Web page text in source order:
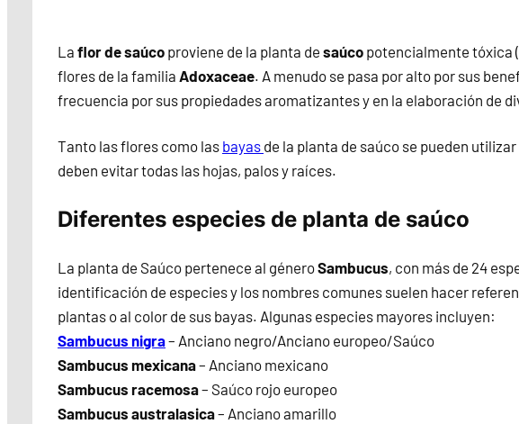
La flor de saúco proviene de la planta de saúco potencialmente tóxica (
flores de la familia Adoxaceae. A menudo se pasa por alto por sus
frecuencia por sus propiedades aromatizantes y en la elaboración de
Tanto las flores como las bayas de la planta de saúco se pueden
deben evitar todas las hojas, palos y raíces.
Diferentes especies de planta de saúco
La planta de Saúco pertenece al géneroSambucus, con más de 24
identificación de especies y los nombres comunes suelen hacer
plantas o al color de sus bayas. Algunas especies mayores incluyen:
Sambucus nigra– Anciano negro/Anciano europeo/Saúco
Sambucus mexicana– Anciano mexicano
Sambucus racemosa– Saúco rojo europeo
Sambucus australasica– Anciano amarillo